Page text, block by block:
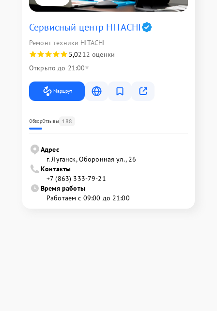
Сервисный центр HITACHI
Ремонт техники HITACHI
5,0212 оценки
Открыто до 21:00
Маршрут
ОбзорОтзывы 188
Адрес
г. Луганск, Оборонная ул., 26
Контакты
+7 (863) 333-79-21
Время работы
Работаем с 09:00 до 21:00